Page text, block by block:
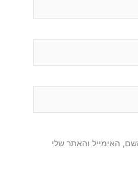
האימייל והאתר שלי